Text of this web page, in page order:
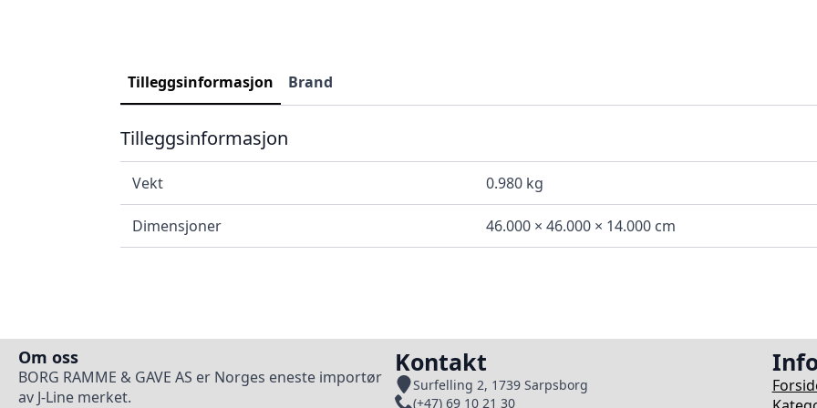
Tilleggsinformasjon Brand
Tilleggsinformasjon
Vekt 0.980 kg
Dimensjoner 46.000 × 46.000 × 14.000 cm
Om oss
BORG RAMME & GAVE AS er Norges eneste importør
av J-Line merket.
Kontakt
Surfelling 2, 1739 Sarpsborg
(+47) 69 10 21 30